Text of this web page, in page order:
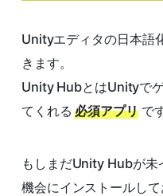
Unityエディタの日本語
きます。
Unity HubとはUnityで
てくれる必須アプリで
もしまだUnity Hubが未
機会にインストールし